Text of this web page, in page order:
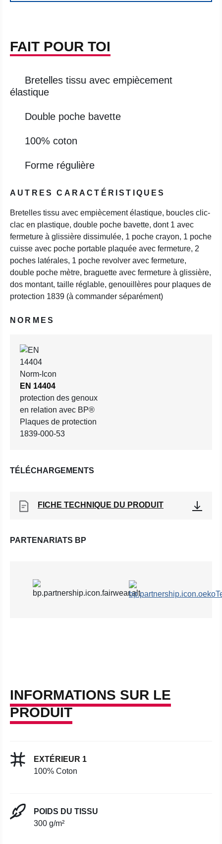
FAIT POUR TOI
Bretelles tissu avec empiècement
élastique
Double poche bavette
100% coton
Forme régulière
AUTRES CARACTÉRISTIQUES
Bretelles tissu avec empiècement élastique, boucles clic-
clac en plastique, double poche bavette, dont 1 avec
fermeture à glissière dissimulée, 1 poche crayon, 1 poche
cuisse avec poche portable plaquée avec fermeture, 2
poches latérales, 1 poche revolver avec fermeture,
double poche mètre, braguette avec fermeture à glissière,
dos montant, taille réglable, genouillères pour plaques de
protection 1839 (à commander séparément)
NORMES
EN 14404
protection des genoux
en relation avec BP®
Plaques de protection
1839-000-53
TÉLÉCHARGEMENTS
FICHE TECHNIQUE DU PRODUIT
PARTENARIATS BP
INFORMATIONS SUR LE
PRODUIT
EXTÉRIEUR 1
100% Coton
POIDS DU TISSU
300 g/m²